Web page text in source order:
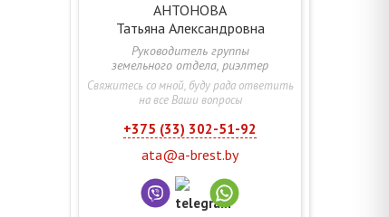
АНТОНОВА
Татьяна Александровна
Руководитель группы
земельного отдела, риэлтер
Свяжитесь со мной, буду рада ответить
на все Ваши вопросы
+375 (33) 302-51-92
ata@a-brest.by